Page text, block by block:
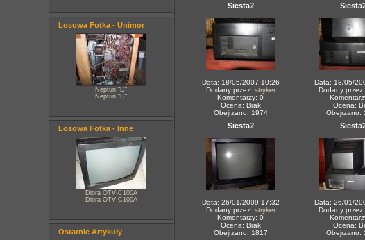
Losowa Fotka - Unimor
Neptun "D"
Neptun "D"
Losowa Fotka - Inne
Diora OTV-C100A
Diora OTV-C100A
Ostatnie Artykuły
Siesta2
Data: 18/05/2007 10:26
Dodany przez: stryker
Komentarzy: 0
Ocena: Brak
Obejrzano: 1974
Data: 18/05/
Dodany przez:
Ocena:
Obejrzano:
Siesta2
Data: 26/01/2009 17:32
Dodany przez: stryker
Komentarzy: 0
Ocena: Brak
Obejrzano: 1817
Data: 26/01/
Dodany przez:
Ocena:
Obejrzano: